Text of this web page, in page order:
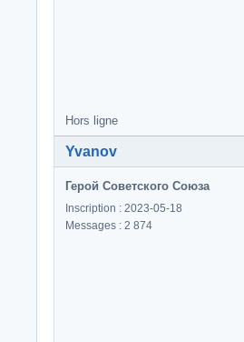
Hors ligne
Yvanov
Герой Советского Союза
Inscription : 2023-05-18
Messages : 2 874